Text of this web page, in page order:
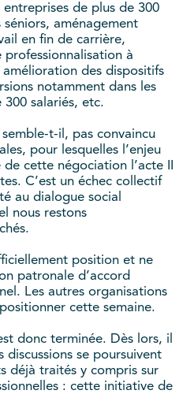
de plus de 300
séniors, aménagement
en fin de carrière,
à
amélioration des dispositifs
notamment dans les
salariés, etc.
t-il, pas convaincu
pour lesquelles l’enjeu
cette négociation l’acte II
C’est un échec collectif
au dialogue social
nous restons
position et ne
patronale d’accord
Les autres organisations
cette semaine.
donc terminée. Dès lors, il
discussions se poursuivent
déjà traités y compris sur
: cette initiative de